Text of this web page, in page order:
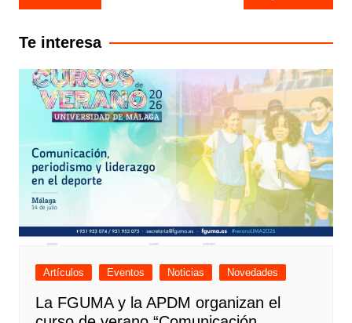
Te interesa
Artículos Eventos Noticias Novedades
La FGUMA y la APDM organizan el